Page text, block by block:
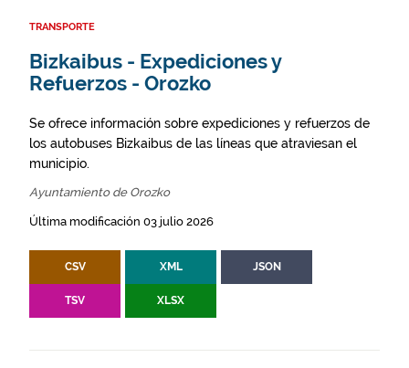
TRANSPORTE
Bizkaibus - Expediciones y
Refuerzos - Orozko
Se ofrece información sobre expediciones y refuerzos de
los autobuses Bizkaibus de las líneas que atraviesan el
municipio.
Ayuntamiento de Orozko
Última modificación 03 julio 2026
CSV XML JSON
TSV XLSX